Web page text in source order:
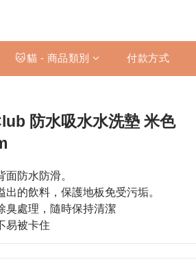
🐱貓 - 商品類別 付款方式
防水吸水水洗墊 米色
防水防滑。
出的飲料，保護地板免受污垢。
臭處理，隨時保持清潔
易被卡住